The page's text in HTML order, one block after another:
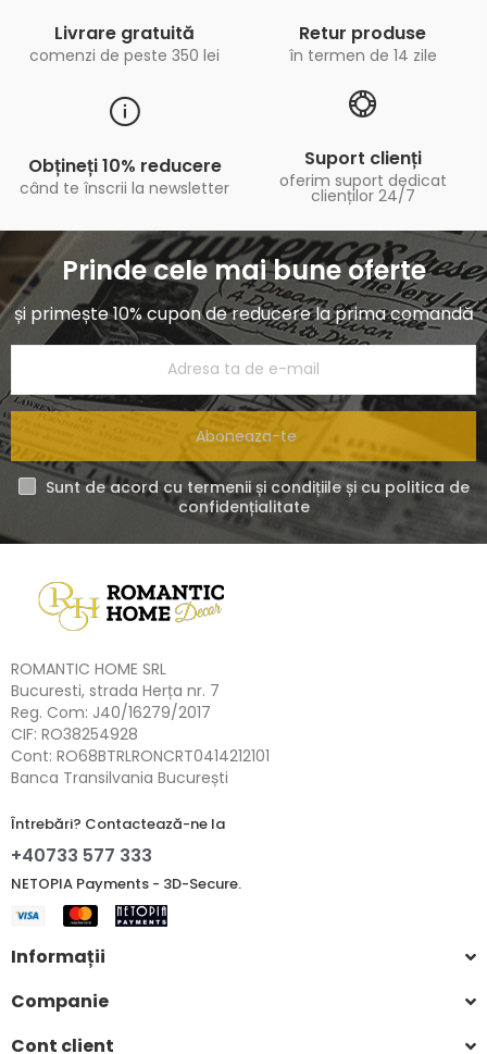
Livrare gratuită
comenzi de peste 350 lei
Retur produse
în termen de 14 zile
Obțineți 10% reducere
când te înscrii la newsletter
Suport clienți
oferim suport dedicat
clienților 24/7
Prinde cele mai bune oferte
și primește 10% cupon de reducere la prima comandă
Aboneaza-te
Sunt de acord cu termenii și condițiile și cu politica de
confidențialitate
ROMANTIC HOME SRL
Bucuresti, strada Herța nr. 7
Reg. Com: J40/16279/2017
CIF: RO38254928
Cont: RO68BTRLRONCRT0414212101
Banca Transilvania București
Întrebări? Contactează-ne la
+40733 577 333
NETOPIA Payments - 3D-Secure.
Informații
Companie
Cont client